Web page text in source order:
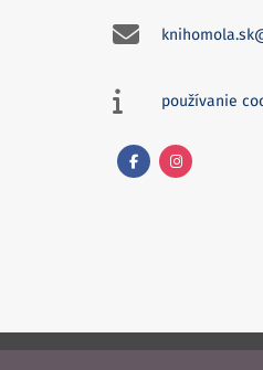
používanie